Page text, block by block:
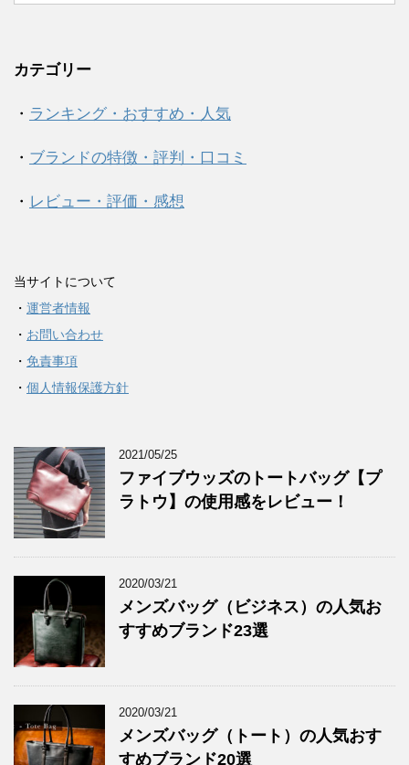
カテゴリー
・ ランキング・おすすめ・人気
・ ブランドの特徴・評判・口コミ
・ レビュー・評価・感想
当サイトについて
・ 運営者情報
・ お問い合わせ
・ 免責事項
・ 個人情報保護方針
2021/05/25
ファイブウッズのトートバッグ【プ
ラトウ】の使用感をレビュー！
2020/03/21
メンズバッグ（ビジネス）の人気お
すすめブランド23選
2020/03/21
メンズバッグ（トート）の人気おす
すめブランド20選